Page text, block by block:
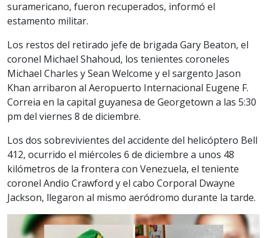
suramericano, fueron recuperados, informó el
estamento militar.
Los restos del retirado jefe de brigada Gary Beaton, el
coronel Michael Shahoud, los tenientes coroneles
Michael Charles y Sean Welcome y el sargento Jason
Khan arribaron al Aeropuerto Internacional Eugene F.
Correia en la capital guyanesa de Georgetown a las 5:30
pm del viernes 8 de diciembre.
Los dos sobrevivientes del accidente del helicóptero Bell
412, ocurrido el miércoles 6 de diciembre a unos 48
kilómetros de la frontera con Venezuela, el teniente
coronel Andio Crawford y el cabo Corporal Dwayne
Jackson, llegaron al mismo aeródromo durante la tarde.